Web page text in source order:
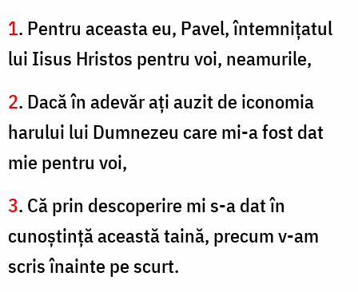
1. Pentru aceasta eu, Pavel, întemniţatul
lui Iisus Hristos pentru voi, neamurile,
2. Dacă în adevăr aţi auzit de iconomia
harului lui Dumnezeu care mi-a fost dat
mie pentru voi,
3. Că prin descoperire mi s-a dat în
cunoştinţă această taină, precum v-am
scris înainte pe scurt.